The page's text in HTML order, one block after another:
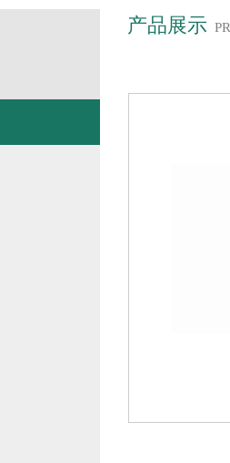
产品展示